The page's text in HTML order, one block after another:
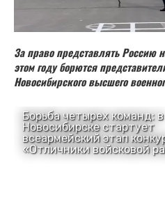
За право представлять Россию
этом году борются
Новосибирского высшего